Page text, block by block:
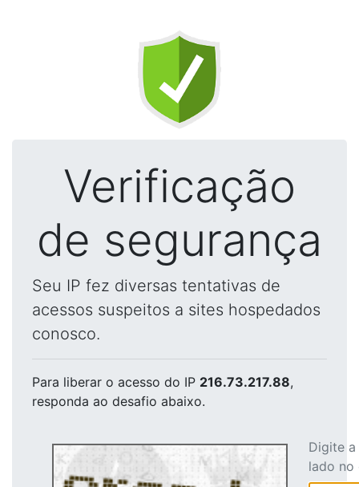
Verificação
de segurança
Seu IP fez diversas tentativas de
acessos suspeitos a sites hospedados
conosco.
Para liberar o acesso do IP 216.73.217.88,
responda ao desafio abaixo.
Digite
lado no